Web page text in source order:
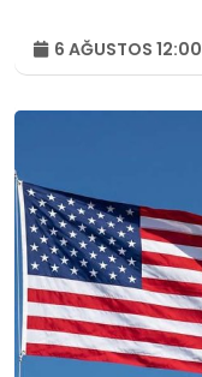
6 AĞUSTOS 12:00